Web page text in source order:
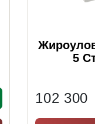
5
102 300